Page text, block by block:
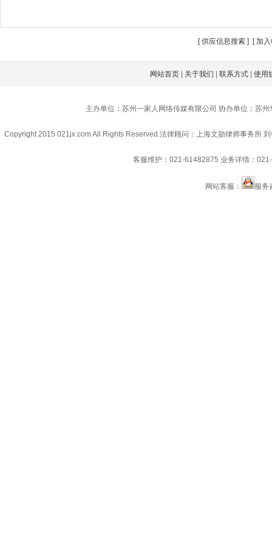
[供应信息搜索 ] [加
网站首页 关于我们 |联系方式 |使用
主办单位：苏州一家人网络传媒有限公司 协办单位：苏
Copyright 2015 021jx.com All Rights Reserved.法律顾问：上海文勋律师事务所
客服维护：021-61482875 业务详情：
网站客服： 服务